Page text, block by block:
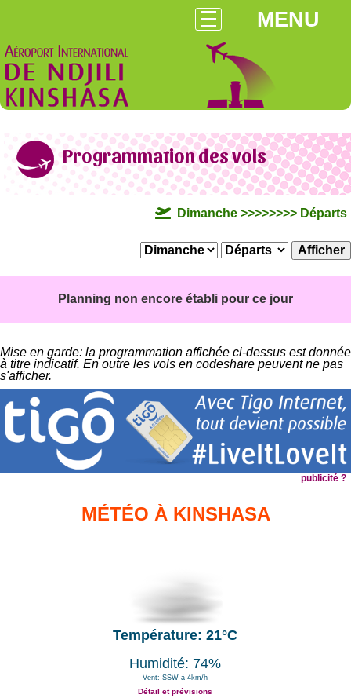
MENU
Programmation des vols
Dimanche >>>>>>>> Départs
Planning non encore établi pour ce jour
Mise en garde: la programmation affichée ci-dessus est donnée
à titre indicatif. En outre les vols en codeshare peuvent ne pas
s'afficher.
publicité ?
MÉTÉO À KINSHASA
Température: 21°C
Humidité: 74%
Vent: SSW à 4km/h
Détail et prévisions